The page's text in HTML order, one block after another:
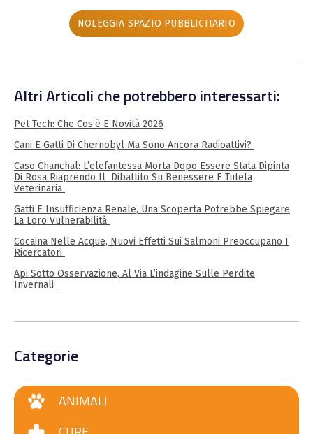
NOLEGGIA SPAZIO PUBBLICITARIO
Altri Articoli che potrebbero interessarti:
Pet Tech: Che Cos’è E Novità 2026
Cani E Gatti Di Chernobyl Ma Sono Ancora Radioattivi?
Caso Chanchal: L’elefantessa Morta Dopo Essere Stata Dipinta
Di Rosa Riaprendo Il Dibattito Su Benessere E Tutela
Veterinaria
Gatti E Insufficienza Renale, Una Scoperta Potrebbe Spiegare
La Loro Vulnerabilità
Cocaina Nelle Acque, Nuovi Effetti Sui Salmoni Preoccupano I
Ricercatori
Api Sotto Osservazione, Al Via L’indagine Sulle Perdite
Invernali
Categorie
ANIMALI